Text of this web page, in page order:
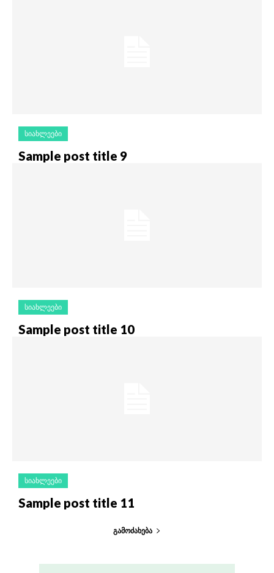
ᲡᲘᲐᲮᲚᲔᲔᲑᲘ
Sample post title 9
ᲡᲘᲐᲮᲚᲔᲔᲑᲘ
Sample post title 10
ᲡᲘᲐᲮᲚᲔᲔᲑᲘ
Sample post title 11
ᲒᲐᲛᲝᲫᲐᲮᲔᲑᲐ